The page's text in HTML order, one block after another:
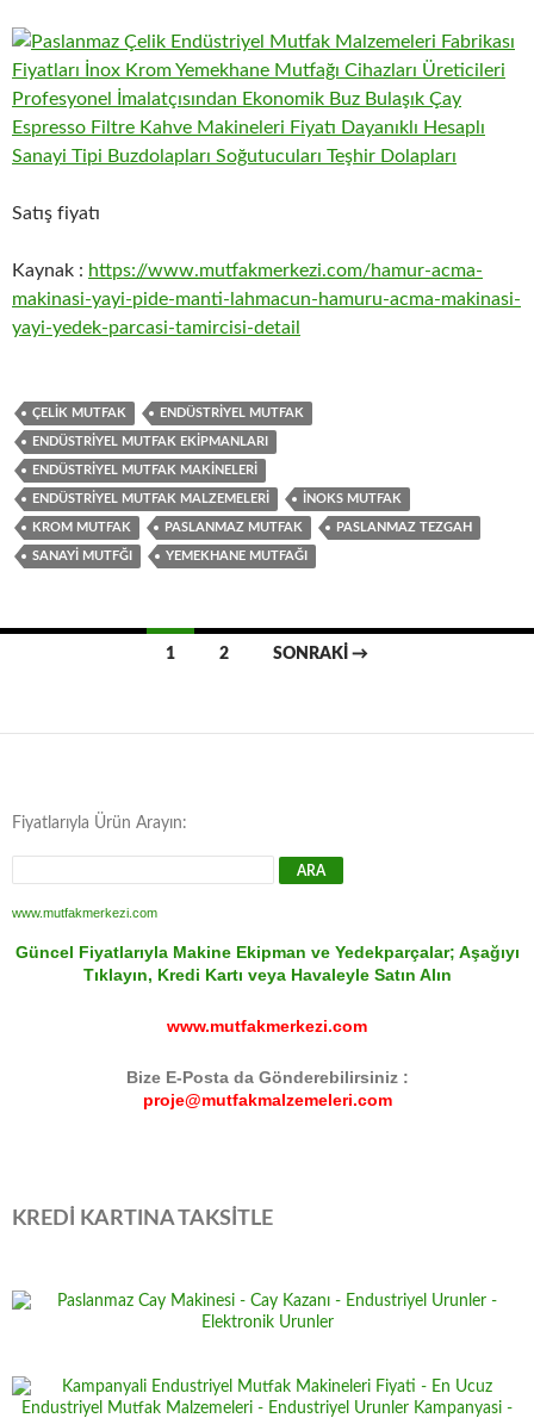
Satış fiyatı
Kaynak : https://www.mutfakmerkezi.com/hamur-acma-
makinasi-yayi-pide-manti-lahmacun-hamuru-acma-makinasi-
yayi-yedek-parcasi-tamircisi-detail
ÇELIK MUTFAK ENDÜSTRIYEL MUTFAK
ENDÜSTRIYEL MUTFAK EKIPMANLARI
ENDÜSTRIYEL MUTFAK MAKINELERI
ENDÜSTRIYEL MUTFAK MALZEMELERI INOKS MUTFAK
KROM MUTFAK PASLANMAZ MUTFAK PASLANMAZ TEZGAH
SANAYI MUTFĞI YEMEKHANE MUTFAĞI
1 2 SONRAKI →
Fiyatlarıyla Ürün Arayın:
www.mutfakmerkezi.com
Güncel Fiyatlarıyla Makine Ekipman ve Yedekparçalar; Aşağıyı
Tıklayın, Kredi Kartı veya Havaleyle Satın Alın
www.mutfakmerkezi.com
Bize E-Posta da Gönderebilirsiniz :
proje@mutfakmalzemeleri.com
KREDİ KARTINA TAKSİTLE